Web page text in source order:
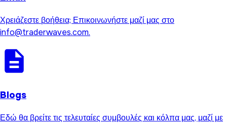
Χρειάζεστε βοήθεια; Επικοινωνήστε μαζί μας στο
info@traderwaves.com.
Blogs
Εδώ θα βρείτε τις τελευταίες συμβουλές και κόλπα μας, μαζί με